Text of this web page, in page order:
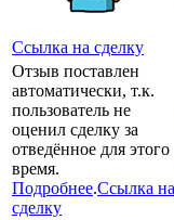
Ссылка на сделку
Отзыв поставлен
автоматически, т.к.
пользователь не
оценил сделку за
отведённое для этого
время.
Подробнее.Ссылка на
сделку